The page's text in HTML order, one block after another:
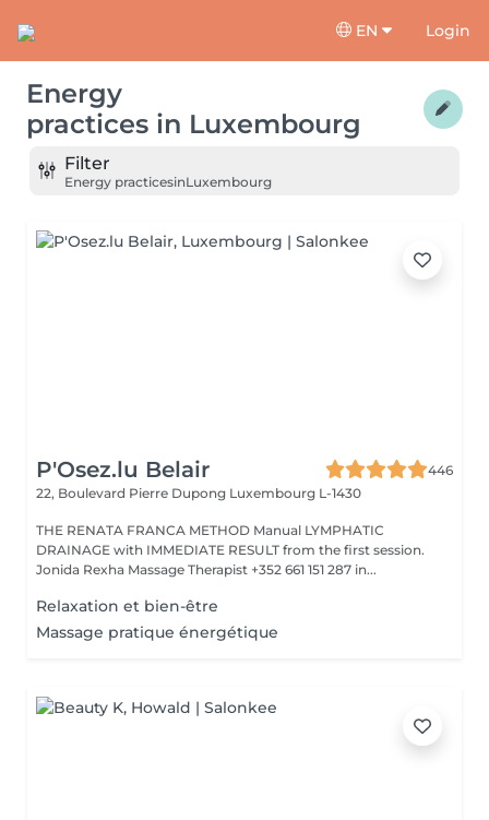
EN Login
Energy
practices in Luxembourg
Filter
Energy practicesinLuxembourg
P'Osez.lu Belair
446
22, Boulevard Pierre Dupong Luxembourg L-1430
THE RENATA FRANCA METHOD Manual LYMPHATIC
DRAINAGE with IMMEDIATE RESULT from the first session.
Jonida Rexha Massage Therapist +352 661 151 287 in...
Relaxation et bien-être
Massage pratique énergétique